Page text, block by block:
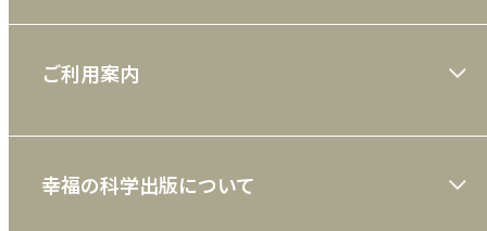
雑誌
ご利用案内
利用規約
幸福の科学出版について